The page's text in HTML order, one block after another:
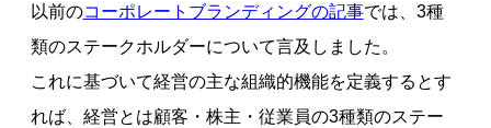
以前のコーポレートブランディングの記事では、3種
類のステークホルダーについて言及しました。
これに基づいて経営の主な組織的機能を定義するとす
れば、経営とは顧客・株主・従業員の3種類のステー